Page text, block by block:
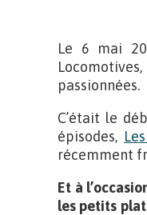
Le 6 mai
passionnées.
C’était le
épisodes,
récemment
Et à
les petits